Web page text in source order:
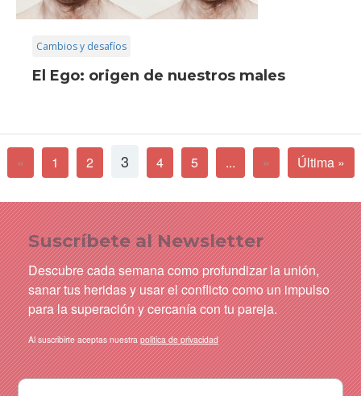
Cambios y desafíos
El Ego: origen de nuestros males
« 1 2 3 4 5 ... » Última »
Suscríbete al Newsletter
Descubre cada semana como profundizar la unión,
sanar tus heridas y usar el conflicto como un impulso
para la superación y cercanía con tu pareja.
Al suscribirte aceptas nuestrapolitica de privacidad